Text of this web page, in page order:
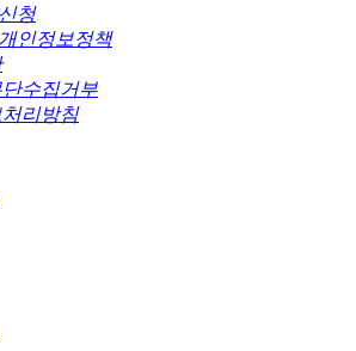
청
개인정보정책
수집거부
리방침